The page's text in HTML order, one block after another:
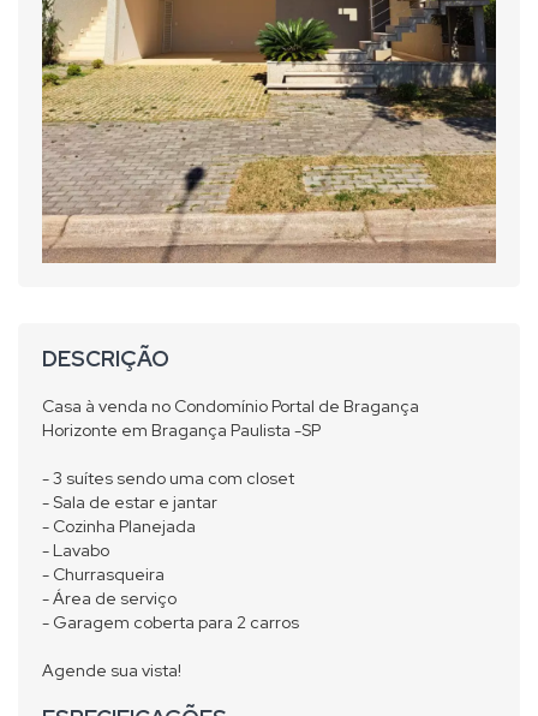
DESCRIÇÃO
Casa à venda no Condomínio Portal de Bragança
Horizonte em Bragança Paulista -SP
- 3 suítes sendo uma com closet
- Sala de estar e jantar
- Cozinha Planejada
- Lavabo
- Churrasqueira
- Área de serviço
- Garagem coberta para 2 carros
Agende sua vista!